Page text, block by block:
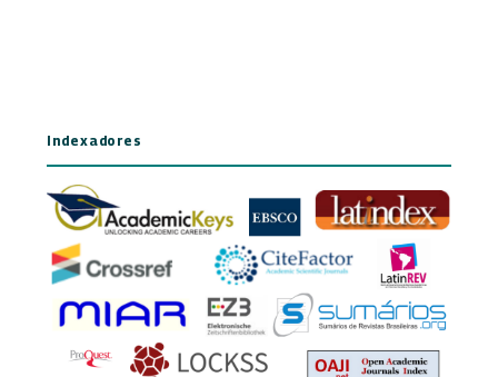
Indexadores